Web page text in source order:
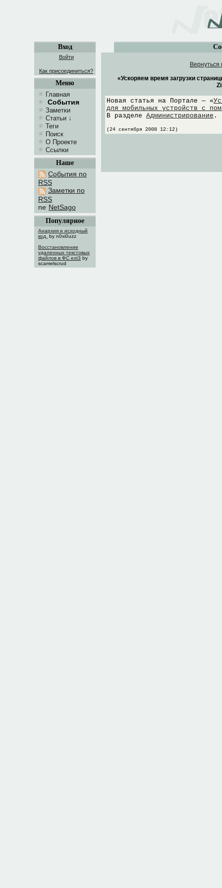
Вход
Войти
Как присоединиться?
Меню
Главная
События
Заметки
Статьи ↓
Теги
Поиск
О Проекте
Ссылки
Наше
События по
RSS
Заметки по
RSS
NetSago
Популярное
Анархия и исходный
код.
by n0xi0uzz
Восстановление
удаленных текстовых
файлов в ФС ext3 by
scamelscrud
Вернуться
«Ускоряем время загрузки
Новая статья на Портале — «
для мобильных устройств с
В разделе Администрирование .
(24 сентября 2008 12:12)